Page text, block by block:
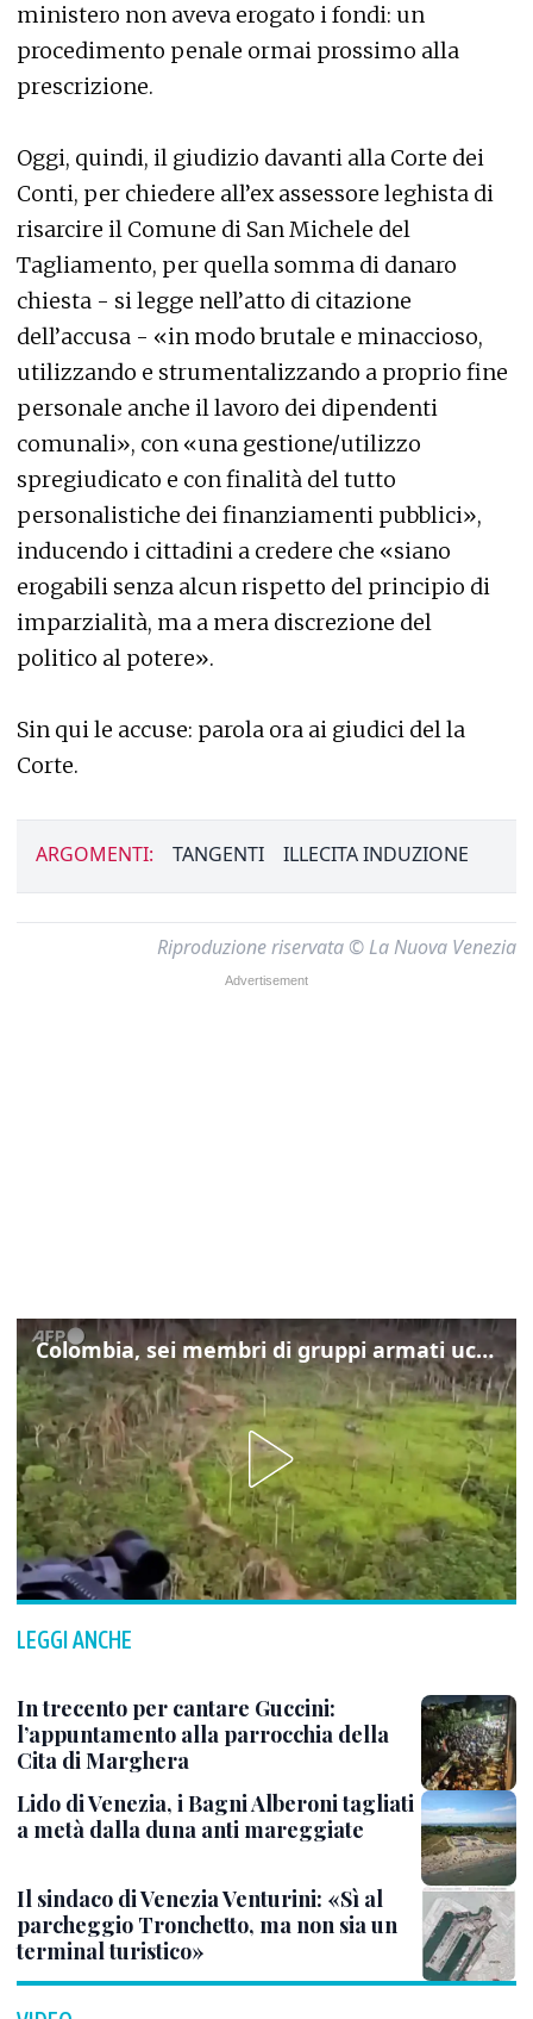
ministero non aveva erogato i fondi: un
procedimento penale ormai prossimo alla
prescrizione.
Oggi, quindi, il giudizio davanti alla Corte dei
Conti, per chiedere all’ex assessore leghista di
risarcire il Comune di San Michele del
Tagliamento, per quella somma di danaro
chiesta - si legge nell’atto di citazione
dell’accusa - «in modo brutale e minaccioso,
utilizzando e strumentalizzando a proprio fine
personale anche il lavoro dei dipendenti
comunali», con «una gestione/utilizzo
spregiudicato e con finalità del tutto
personalistiche dei finanziamenti pubblici»,
inducendo i cittadini a credere che «siano
erogabili senza alcun rispetto del principio di
imparzialità, ma a mera discrezione del
politico al potere».
Sin qui le accuse: parola ora ai giudici del la
Corte.
ARGOMENTI: TANGENTI ILLECITA INDUZIONE
Riproduzione riservata © La Nuova Venezia
Colombia, sei membri di gruppi armati uccisi nelle operazioni del governo
LEGGI ANCHE
In trecento per cantare Guccini:
l’appuntamento alla parrocchia della
Cita di Marghera
Lido di Venezia, i Bagni Alberoni tagliati
a metà dalla duna anti mareggiate
Il sindaco di Venezia Venturini: «Sì al
parcheggio Tronchetto, ma non sia un
terminal turistico»